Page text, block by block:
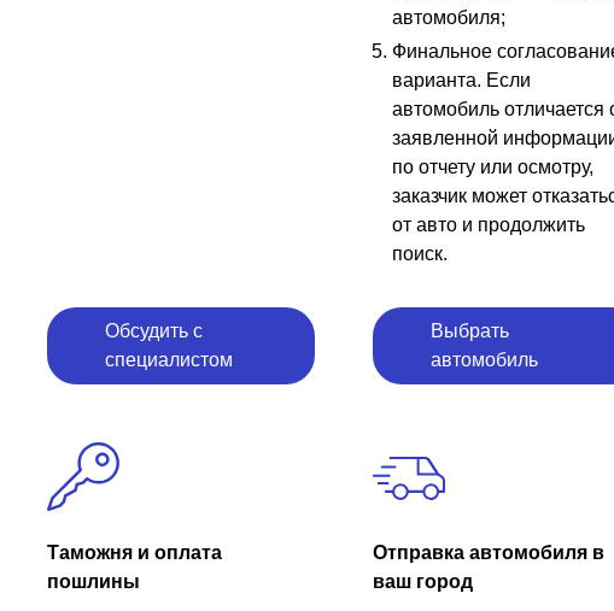
Обсудить с
специалистом
автомобиля;
Финальное
варианта. Если
автомобиль отличается
заявленной
по отчету или осмотру,
заказчик может
от авто и продолжить
поиск.
Выбрать
автомобиль
Таможня и оплата
пошлины
Отправка автомобиля в
ваш город